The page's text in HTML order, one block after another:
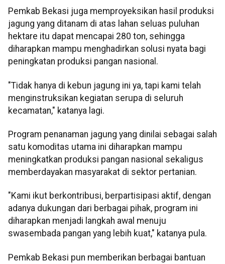
Pemkab Bekasi juga memproyeksikan hasil produksi
jagung yang ditanam di atas lahan seluas puluhan
hektare itu dapat mencapai 280 ton, sehingga
diharapkan mampu menghadirkan solusi nyata bagi
peningkatan produksi pangan nasional.
"Tidak hanya di kebun jagung ini ya, tapi kami telah
menginstruksikan kegiatan serupa di seluruh
kecamatan," katanya lagi.
Program penanaman jagung yang dinilai sebagai salah
satu komoditas utama ini diharapkan mampu
meningkatkan produksi pangan nasional sekaligus
memberdayakan masyarakat di sektor pertanian.
"Kami ikut berkontribusi, berpartisipasi aktif, dengan
adanya dukungan dari berbagai pihak, program ini
diharapkan menjadi langkah awal menuju
swasembada pangan yang lebih kuat," katanya pula.
Pemkab Bekasi pun memberikan berbagai bantuan